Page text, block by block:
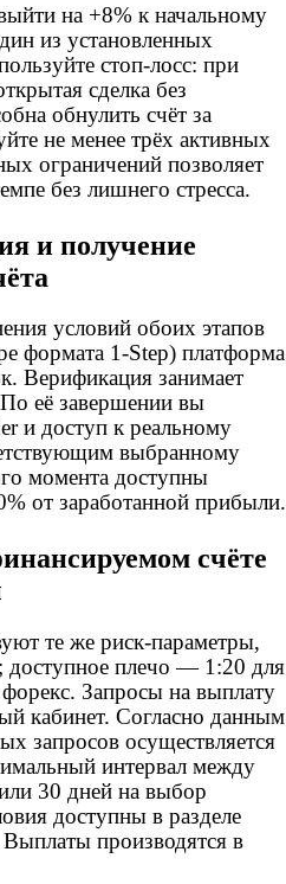
на +8% к начальному
из установленных
стоп-лосс: при
сделка без
обнулить счёт за
не менее трёх активных
ограничений позволяет
без лишнего стресса.
и получение
условий обоих этапов
формата 1-Step) платформа
Верификация занимает
её завершении вы
и доступ к реальному
выбранному
момента доступны
от заработанной прибыли.
счёте
те же риск-параметры,
доступное плечо — 1:20 для
Запросы на выплату
кабинет. Согласно данным
запросов осуществляется
интервал между
30 дней на выбор
доступны в разделе
производятся в